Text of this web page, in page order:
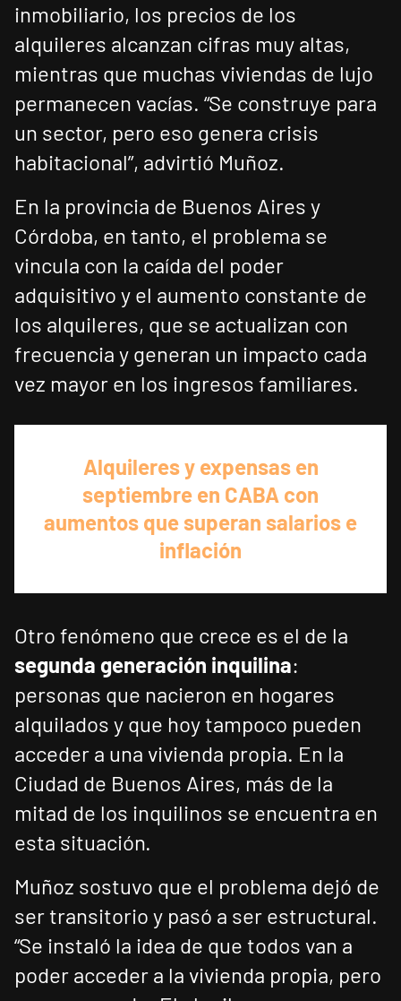
inmobiliario, los precios de los
alquileres alcanzan cifras muy altas,
mientras que muchas viviendas de lujo
permanecen vacías. “Se construye para
un sector, pero eso genera crisis
habitacional”, advirtió Muñoz.
En la provincia de Buenos Aires y
Córdoba, en tanto, el problema se
vincula con la caída del poder
adquisitivo y el aumento constante de
los alquileres, que se actualizan con
frecuencia y generan un impacto cada
vez mayor en los ingresos familiares.
Alquileres y expensas en
septiembre en CABA con
aumentos que superan salarios e
inflación
Otro fenómeno que crece es el de la
segunda generación inquilina:
personas que nacieron en hogares
alquilados y que hoy tampoco pueden
acceder a una vivienda propia. En la
Ciudad de Buenos Aires, más de la
mitad de los inquilinos se encuentra en
esta situación.
Muñoz sostuvo que el problema dejó de
ser transitorio y pasó a ser estructural.
“Se instaló la idea de que todos van a
poder acceder a la vivienda propia, pero